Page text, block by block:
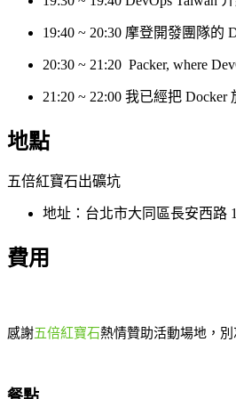
19:40 ~ 20:30 摩登開發團隊的
20:30 ~ 21:20 Packer, where
21:20 ~ 22:00 我已經把 Docker
地點
五倍紅寶石出礦坑
地址：台北市大同區長安西路
費用
感謝五倍紅寶石熱情贊助活動場地，